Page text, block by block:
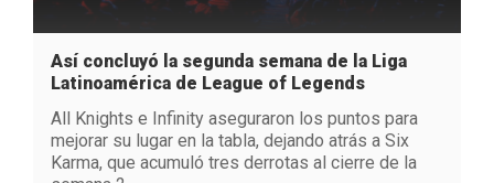
Así concluyó la segunda semana de la Liga
Latinoamérica de League of Legends
All Knights e Infinity aseguraron los puntos para
mejorar su lugar en la tabla, dejando atrás a Six
Karma, que acumuló tres derrotas al cierre de la